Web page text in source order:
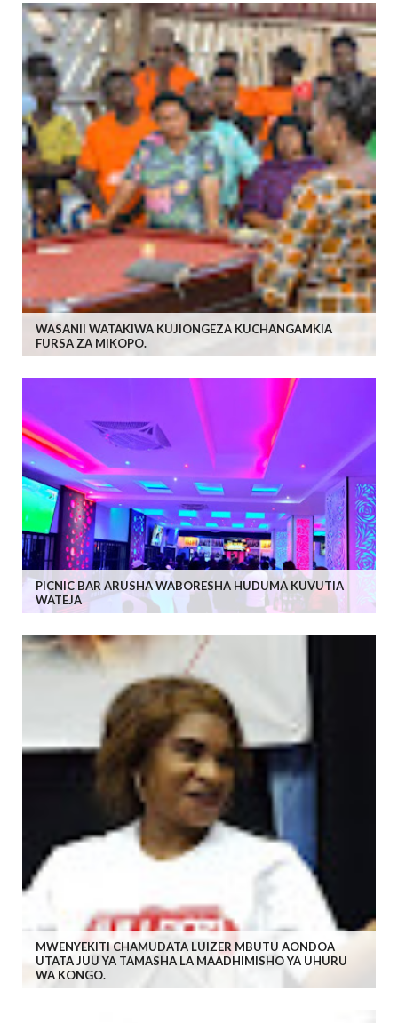
WASANII WATAKIWA KUJIONGEZA KUCHANGAMKIA
FURSA ZA MIKOPO.
PICNIC BAR ARUSHA WABORESHA HUDUMA KUVUTIA
WATEJA
MWENYEKITI CHAMUDATA LUIZER MBUTU AONDOA
UTATA JUU YA TAMASHA LA MAADHIMISHO YA UHURU
WA KONGO.